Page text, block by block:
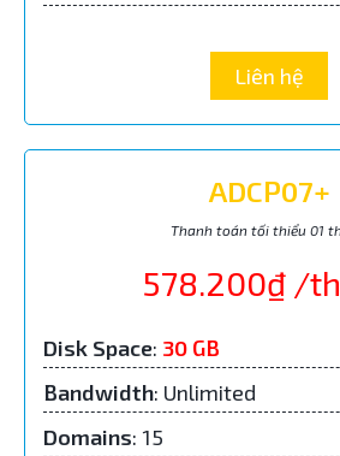
Liên hệ
ADCP07+
Thanh toán tối thiểu 01
578.200₫ /
Disk Space: 30 GB
Bandwidth: Unlimited
Domains: 15